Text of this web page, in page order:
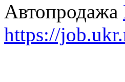
Автопродажа
https://